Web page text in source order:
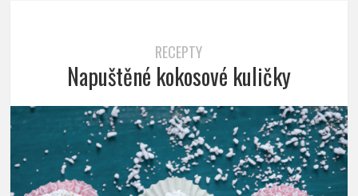
RECEPTY
Napuštěné kokosové kuličky